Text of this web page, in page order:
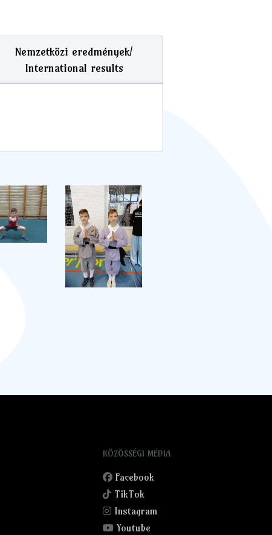
Nemzetközi eredmények/
International results
KÖZÖSSÉGI MÉDIA
Facebook
TikTok
Instagram
Youtube